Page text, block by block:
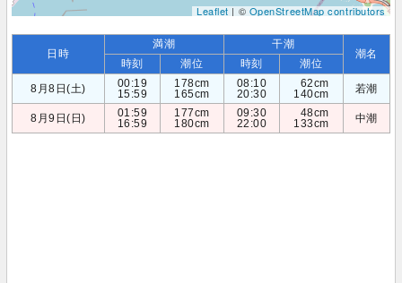
Leaflet| ©OpenStreetMap contributors
日時
満潮 干潮
潮名
時刻 潮位 時刻
潮位
8月8日(土)
00:19
15:59
178cm
165cm
08:10
20:30
62cm
140cm
若潮
8月9日(日)
01:59
16:59
177cm
180cm
09:30
22:00
48cm
133cm
中潮